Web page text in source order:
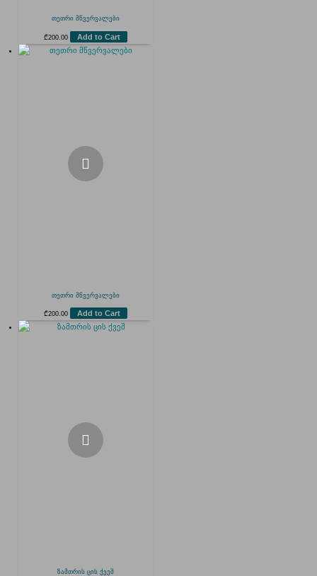
თეთრი მწვერვალები
₾200.00 Add to Cart
თეთრი მწვერვალები
₾200.00 Add to Cart
ზამთრის ცის ქვეშ